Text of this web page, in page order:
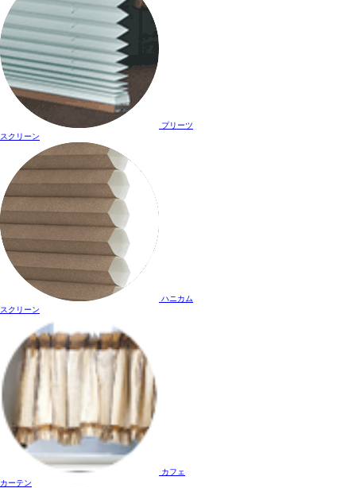
プリーツ
スクリーン
ハニカム
スクリーン
カフェ
カーテン